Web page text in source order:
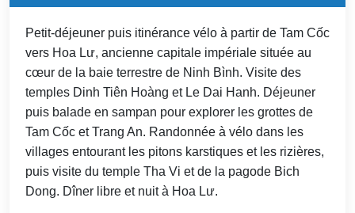
Petit-déjeuner puis itinérance vélo à partir de Tam Cốc
vers Hoa Lư, ancienne capitale impériale située au
cœur de la baie terrestre de Ninh Bình. Visite des
temples Dinh Tiên Hoàng et Le Dai Hanh. Déjeuner
puis balade en sampan pour explorer les grottes de
Tam Cốc et Trang An. Randonnée à vélo dans les
villages entourant les pitons karstiques et les rizières,
puis visite du temple Tha Vi et de la pagode Bich
Dong. Dîner libre et nuit à Hoa Lư.